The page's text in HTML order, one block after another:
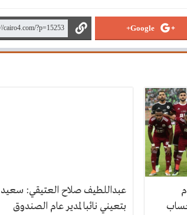
Google+
عبداللطيف صلاح العتيقي: سعيد
بتعيني نائبا لمدير عام الصندوق